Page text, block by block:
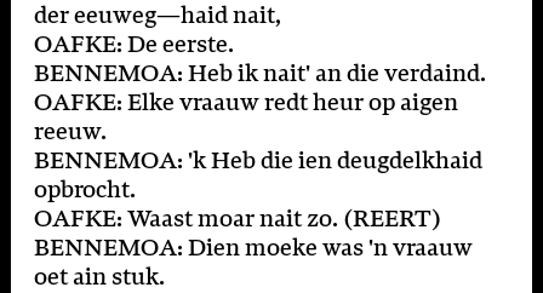
der eeuweg—haid nait,
OAFKE: De eerste.
BENNEMOA: Heb ik nait' an die verdaind.
OAFKE: Elke vraauw redt heur op aigen
reeuw.
BENNEMOA: 'k Heb die ien deugdelkhaid
opbrocht.
OAFKE: Waast moar nait zo. (REERT)
BENNEMOA: Dien moeke was 'n vraauw
oet ain stuk.